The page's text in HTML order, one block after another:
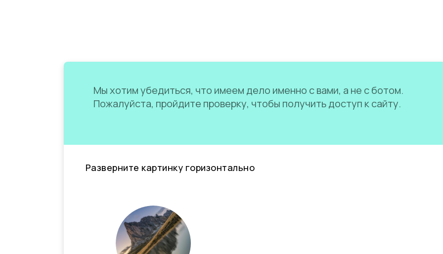
Мы хотим убедиться, что имеем дело именно с вами, а не с ботом.
Пожалуйста, пройдите проверку, чтобы получить доступ к сайту.
Разверните картинку горизонтально